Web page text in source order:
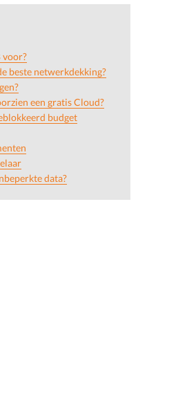
voor?
beste netwerkdekking?
een gratis Cloud?
budget
data?